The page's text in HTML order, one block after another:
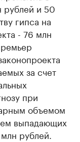
и 50
гипса на
- 76 млн
за счет
при
объемом
выпадающих
рублей.